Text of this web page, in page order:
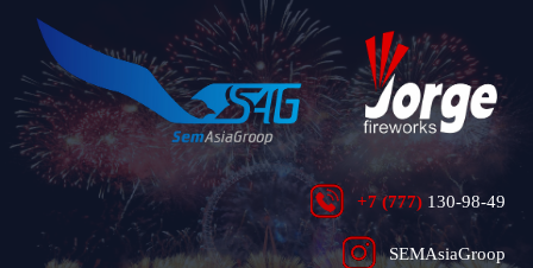
+7 (777)130-98-49
SEMAsiaGroop